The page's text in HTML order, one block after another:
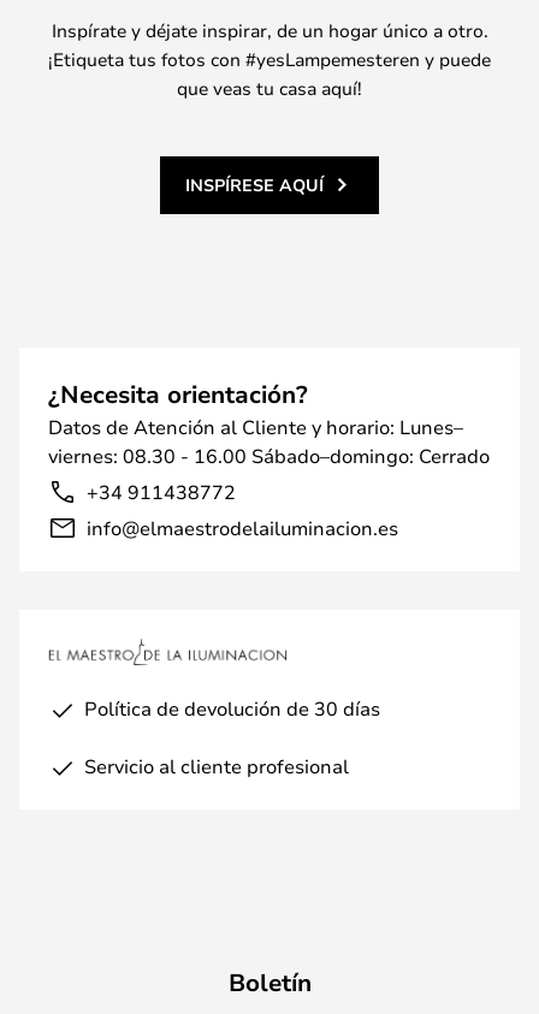
Inspírate y déjate inspirar, de un hogar único a otro.
¡Etiqueta tus fotos con #yesLampemesteren y puede
que veas tu casa aquí!
INSPÍRESE AQUÍ
¿Necesita orientación?
Datos de Atención al Cliente y horario: Lunes–
viernes: 08.30 - 16.00 Sábado–domingo: Cerrado
+34 911438772
info@elmaestrodelailuminacion.es
Política de devolución de 30 días
Servicio al cliente profesional
Boletín